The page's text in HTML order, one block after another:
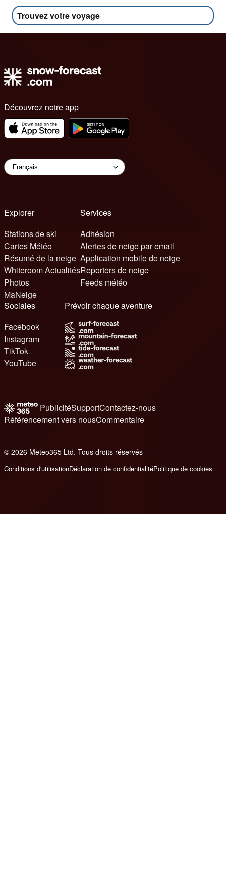
Trouvez votre voyage
Découvrez notre app
Explorer
Stations de ski
Cartes Météo
Résumé de la neige
Whiteroom Actualités
Photos
MaNeige
Services
Adhésion
Alertes de neige par email
Application mobile de neige
Reporters de neige
Feeds météo
Sociales
Facebook
Instagram
TikTok
YouTube
Prévoir chaque aventure
PublicitéSupportContactez-nous
Référencement vers nousCommentaire
© 2026 Meteo365 Ltd. Tous droits réservés
Conditions d'utilisationDéclaration de confidentialitéPolitique de cookies